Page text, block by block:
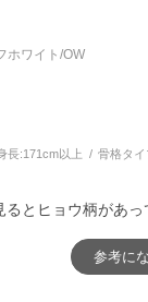
ホワイト/OW
長:171cm以上 骨格タイ
とヒョウ柄があ
参考に